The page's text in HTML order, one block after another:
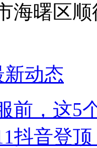
海曙区
新动态
前，这5
抖音登